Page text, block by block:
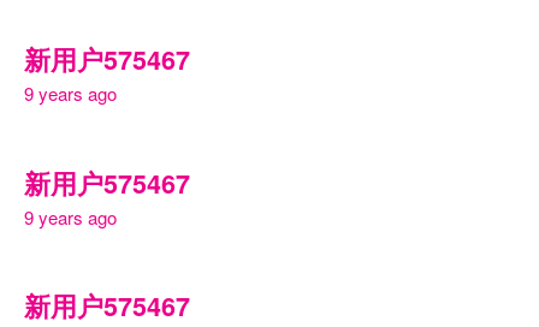
新用户575467
9 years ago
新用户575467
9 years ago
新用户575467